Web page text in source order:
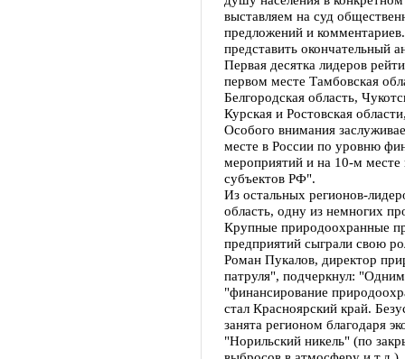
выставляем на суд
предложений и
представить окончательный
Первая десятка лидеров
первом месте Тамбовская
Белгородская область,
Курская и Ростовская
Особого внимания
месте в России по уровню
мероприятий и на 10-м
субъектов РФ".
Из остальных регионов-
область, одну из немногих
Крупные природоохранные
предприятий сыграли свою
Роман Пукалов, директор
патруля", подчеркнул:
"финансирование
стал Красноярский край.
занята регионом благодаря
"Норильский никель" (по